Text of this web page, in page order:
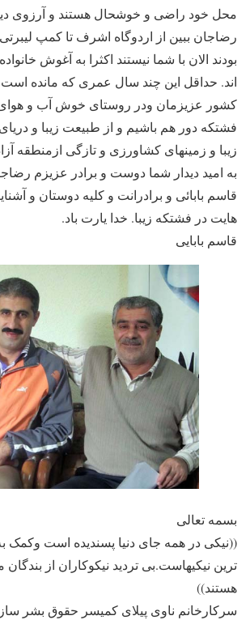
محل خود راضی و خوشحال هستند و آرزوی
رضاجان ببین از اردوگاه اشرف تا کمپ لیبرتی
بودند الان با شما نیستند اکثرا به آغوش
اند. حداقل این چند سال عمری که مانده است
کشور عزیزمان ودر روستای خوش آب و
فشتکه دور هم باشیم و از طبیعت زیبا و
زیبا و زمینهای کشاورزی و تازگی ازمنطقه
به امید دیدار شما دوست و برادر عزیزم
قاسم بابائی و برادرانت و کلیه دوستان و
هایت در فشتکه زیبا. خدا یارت باد.
قاسم بابایی
بسمه تعالی
((نیکی در همه جای دنیا پسندیده است وکمک
ترین نیکیهاست.بی تردید نیکوکاران از
هستند))
سرکارخانم ناوی پیلای کمیسر حقوق بشر